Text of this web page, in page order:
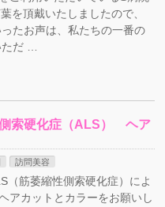
を頂戴いたしましたので、
たお声は、私たちの一番の
だ …
索硬化症（ALS） ヘア
訪問美容
（筋萎縮性側索硬化症）によ
アカットとカラーをお願いし